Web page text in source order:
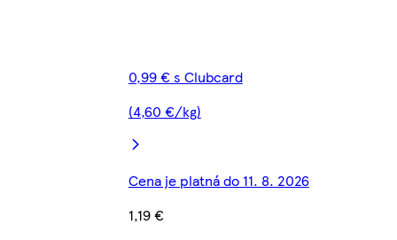
0,99 € s Clubcard
(4,60 €/kg)
Cena je platná do 11. 8. 2026
1,19 €